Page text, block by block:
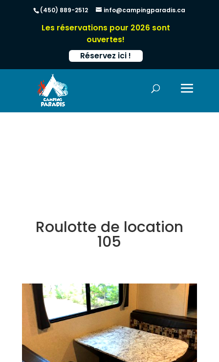
(450) 889-2512 info@campingparadis.ca
Les réservations pour 2026 sont
ouvertes!
Réservez ici !
Roulotte de location
105